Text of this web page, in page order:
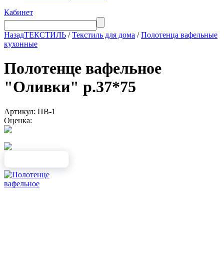
Кабинет
НазадТЕКСТИЛЬ /Текстиль для дома /Полотенца вафельные
кухонные
Полотенце вафельное
"Оливки" р.37*75
Артикул: ПВ-1
Оценка: